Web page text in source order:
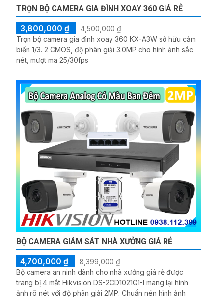
TRỌN BỘ CAMERA GIA ĐÌNH XOAY 360 GIÁ RẺ
3,800,000 ₫
4,500,000 ₫
Trọn bộ camera gia đình xoay 360 KX-A3W sở hữu cảm
biến 1/3. 2 CMOS, độ phân giải 3.0MP cho hình ảnh sắc
nét, mượt mà 25/30fps
BỘ CAMERA GIÁM SÁT NHÀ XƯỞNG GIÁ RẺ
4,700,000 ₫
8,399,000 ₫
Bộ camera an ninh dành cho nhà xưởng giá rẻ được
trang bị 4 mắt Hikvision DS-2CD1021G1-I mang lại hình
ảnh rõ nét với độ phân giải 2MP. Chuẩn nén hình ảnh